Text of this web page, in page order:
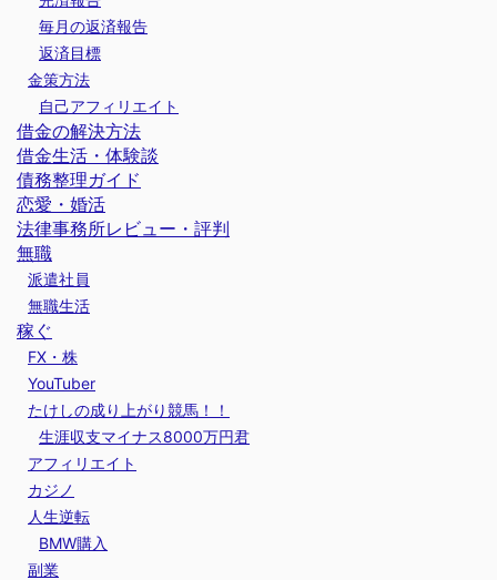
毎月の返済報告
返済目標
金策方法
自己アフィリエイト
借金の解決方法
借金生活・体験談
債務整理ガイド
恋愛・婚活
法律事務所レビュー・評判
無職
派遣社員
無職生活
稼ぐ
FX・株
YouTuber
たけしの成り上がり競馬！！
生涯収支マイナス8000万円君
アフィリエイト
カジノ
人生逆転
BMW購入
副業